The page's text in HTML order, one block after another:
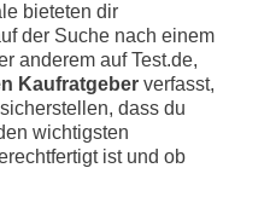
bieteten dir
der Suche nach einem
anderem auf Test.de,
Kaufratgeber verfasst,
dass du
wichtigsten
ist und ob